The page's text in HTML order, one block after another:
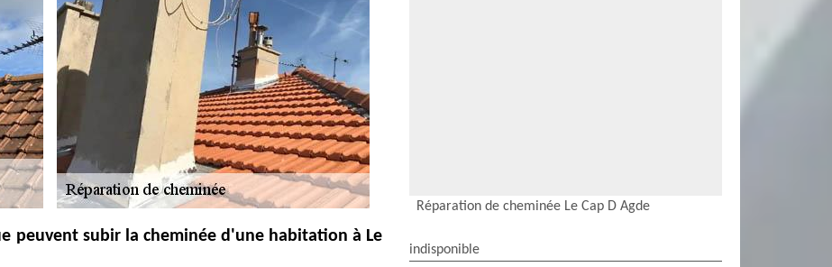
peuvent subir la cheminée d'une habitation à Le
Réparation de cheminée Le Cap D Agde
indisponible